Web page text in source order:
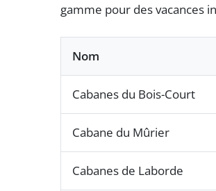
gamme pour des vacances
Nom
Cabanes du Bois-Court
Cabane du Mûrier
Cabanes de Laborde